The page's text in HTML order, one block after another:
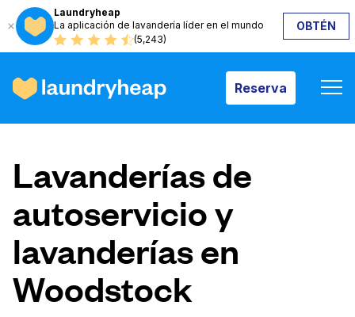
Laundryheap
La aplicación de lavandería líder en el mundo
(5,243)
OBTÉN
Reserva
Reserva
Cómo funciona
Precios y servicios
Quiénes somos
Lavanderías de
autoservicio y
lavanderías en
Woodstock